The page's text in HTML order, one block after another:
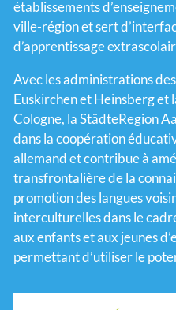
établissements
ville-région et sert
d’apprentissage
Avec les administrations
Euskirchen et Heinsberg et
Cologne, la StädteRegion
dans la coopération
allemand et contribue à
transfrontalière de la
promotion des langues
interculturelles dans le
aux enfants et aux jeunes
permettant d’utiliser le